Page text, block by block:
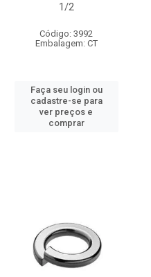
1/2
Código: 3992
Embalagem: CT
Faça seu login ou
cadastre-se para
ver preços e
comprar